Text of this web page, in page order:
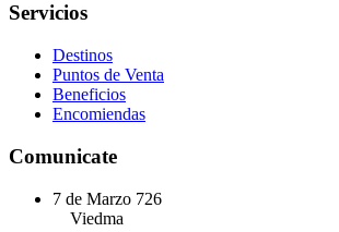
Servicios
Destinos
Puntos de Venta
Beneficios
Encomiendas
Comunicate
7 de Marzo 726
Viedma